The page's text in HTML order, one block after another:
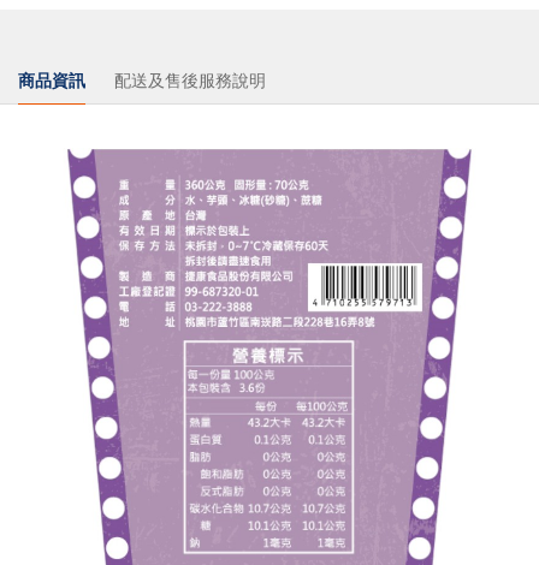
商品資訊 配送及售後服務說明